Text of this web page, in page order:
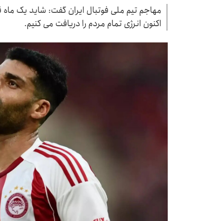
مهاجم تیم ملی فوتبال ایران گفت: شاید یک ماه
اکنون انرژی تمام مردم را دریافت می کنیم.